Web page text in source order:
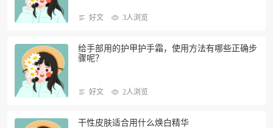
好文 3人浏览
给手部用的护甲护手霜，使用方法有哪些正确步
骤呢？
好文 2人浏览
干性皮肤适合用什么焕白精华